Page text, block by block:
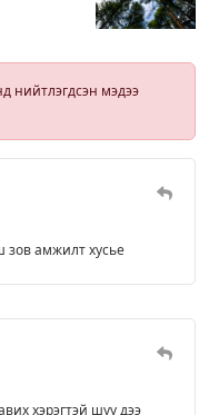
нийтлэгдсэн мэдээ
зов амжилт хусье
хэрэгтэй шуу дээ